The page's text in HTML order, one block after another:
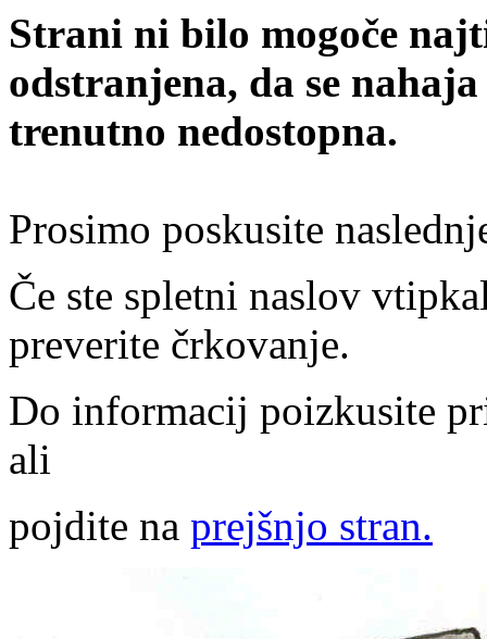
Strani ni bilo mogoče
odstranjena, da se
trenutno nedostopna.
Prosimo poskusite
Če ste spletni naslov
preverite črkovanje.
Do informacij poizkusite
ali
pojdite na prejšnjo stran.